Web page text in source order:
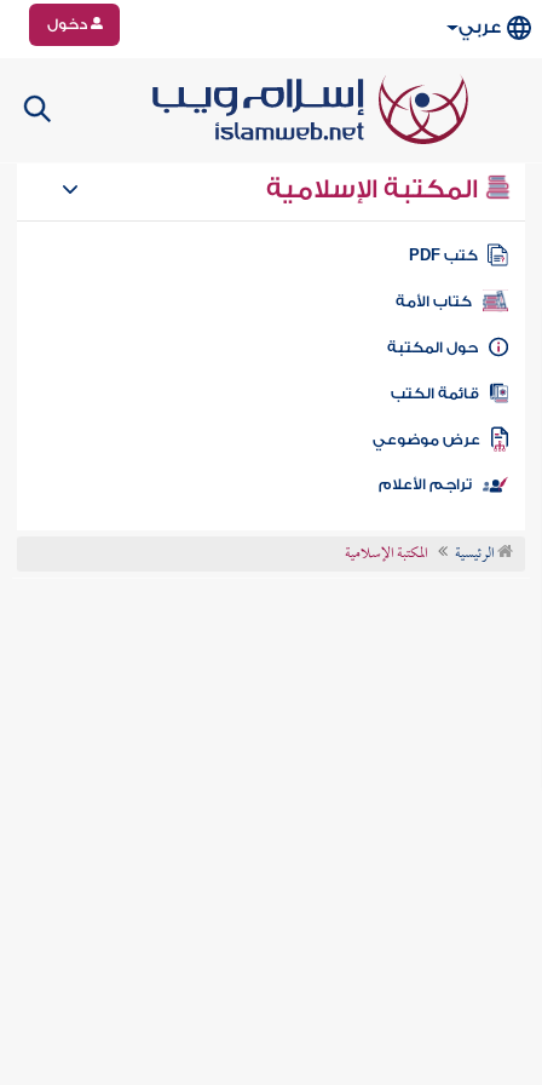
عربي دخول
المكتبة الإسلامية
كتب PDF
كتاب الأمة
المكتبة
الكتب
موضوعي
تراجم الأعلام
الرئيسية المكتبة الإسلامية